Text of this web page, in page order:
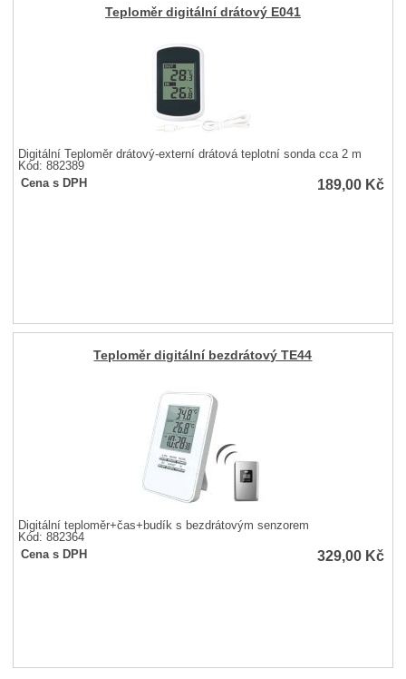
Teploměr digitální drátový E041
Digitální Teploměr drátový-externí drátová teplotní sonda cca 2 m
Kód: 882389
Cena s DPH
189,00 Kč
Teploměr digitální bezdrátový TE44
Digitální teploměr+čas+budík s bezdrátovým senzorem
Kód: 882364
Cena s DPH
329,00 Kč